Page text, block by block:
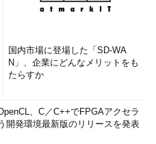
国内市場に登場した「SD-WA
N」、企業にどんなメリットをも
たらすか
、C／C++でFPGAアクセラ
開発環境最新版のリリースを発表